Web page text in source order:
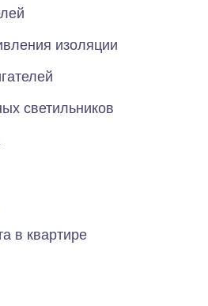
изоляции
светильников
в квартире